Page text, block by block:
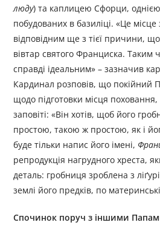
люду) та каплицею Сфорци,
побудованих в базиліці. «Це
відповідним ще з тієї причини,
вівтар святого Франциска. Таким
справді ідеальним» – зазначив
Кардинал розповів, що покійний
щодо підготовки місця поховання,
заповіті: «Він хотів, щоб його
простою, такою ж простою, як і
буде тільки напис його імені,
репродукція нагрудного хреста,
деталь: гробниця зроблена з
землі його предків, по
Спочинок поруч з іншими